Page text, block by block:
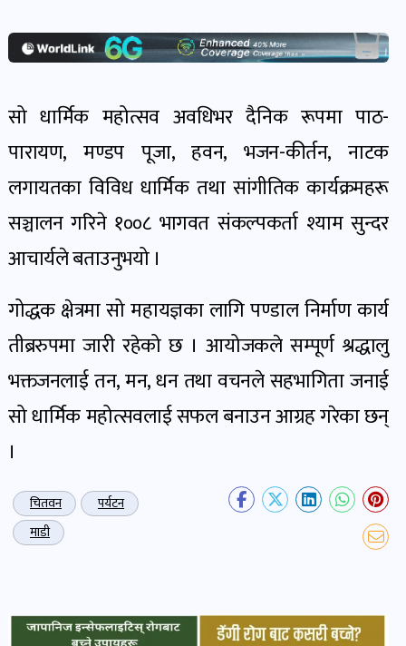
पोष्ट
स्वास्थ्य
पोष्ट
प्रवास
खबर
धर्म-
पोष्ट
पोष्ट
पोष्ट
सो धार्मिक महोत्सव अवधिभर दैनिक रूपमा पाठ-
पारायण, मण्डप पूजा, हवन, भजन-कीर्तन, नाटक
लगायतका विविध धार्मिक तथा सांगीतिक कार्यक्रमहरू
सञ्चालन गरिने १००८ भागवत संकल्पकर्ता श्याम सुन्दर
आचार्यले बताउनुभयो ।
गोद्धक क्षेत्रमा सो महायज्ञका लागि पण्डाल निर्माण कार्य
तीब्ररुपमा जारी रहेको छ । आयोजकले सम्पूर्ण श्रद्धालु
भक्तजनलाई तन, मन, धन तथा वचनले सहभागिता जनाई
सो धार्मिक महोत्सवलाई सफल बनाउन आग्रह गरेका छन्
।
चितवन
पर्यटन
माडी